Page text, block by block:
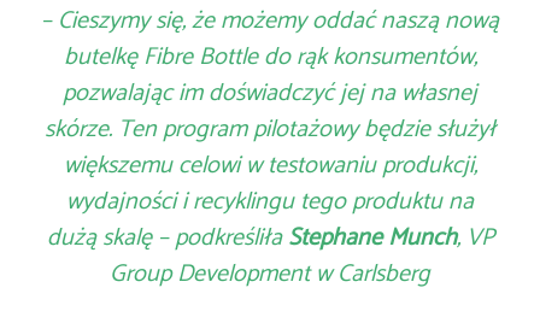
– Cieszymy się, że możemy oddać naszą nową
butelkę Fibre Bottle do rąk konsumentów,
pozwalając im doświadczyć jej na własnej
skórze. Ten program pilotażowy będzie służył
większemu celowi w testowaniu produkcji,
wydajności i recyklingu tego produktu na
dużą skalę – podkreśliłaStephane Munch, VP
Group Development w Carlsberg